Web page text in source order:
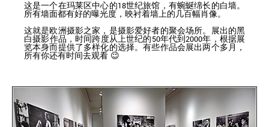
这是一个在玛莱区中心的18世纪旅馆，有蜿蜒绵长的白墙。
所有墙面都有好的曝光度，映衬着墙上的几百幅肖像。
这就是欧洲摄影之家，是摄影爱好者的聚会场所。展出的黑
白摄影作品，时间跨度从上世纪的50年代到2000年，根据展
览本身而提供了多样化的选择。有些作品会展出两个多月，
所有你还有时间去观看 😉